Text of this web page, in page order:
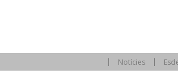
Notícies